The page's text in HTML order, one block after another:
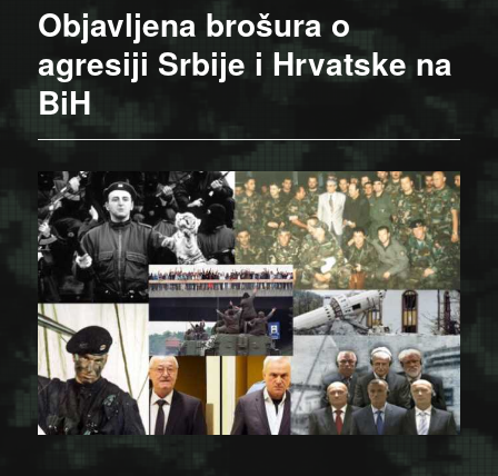
Objavljena brošura o
agresiji Srbije i Hrvatske na
BiH